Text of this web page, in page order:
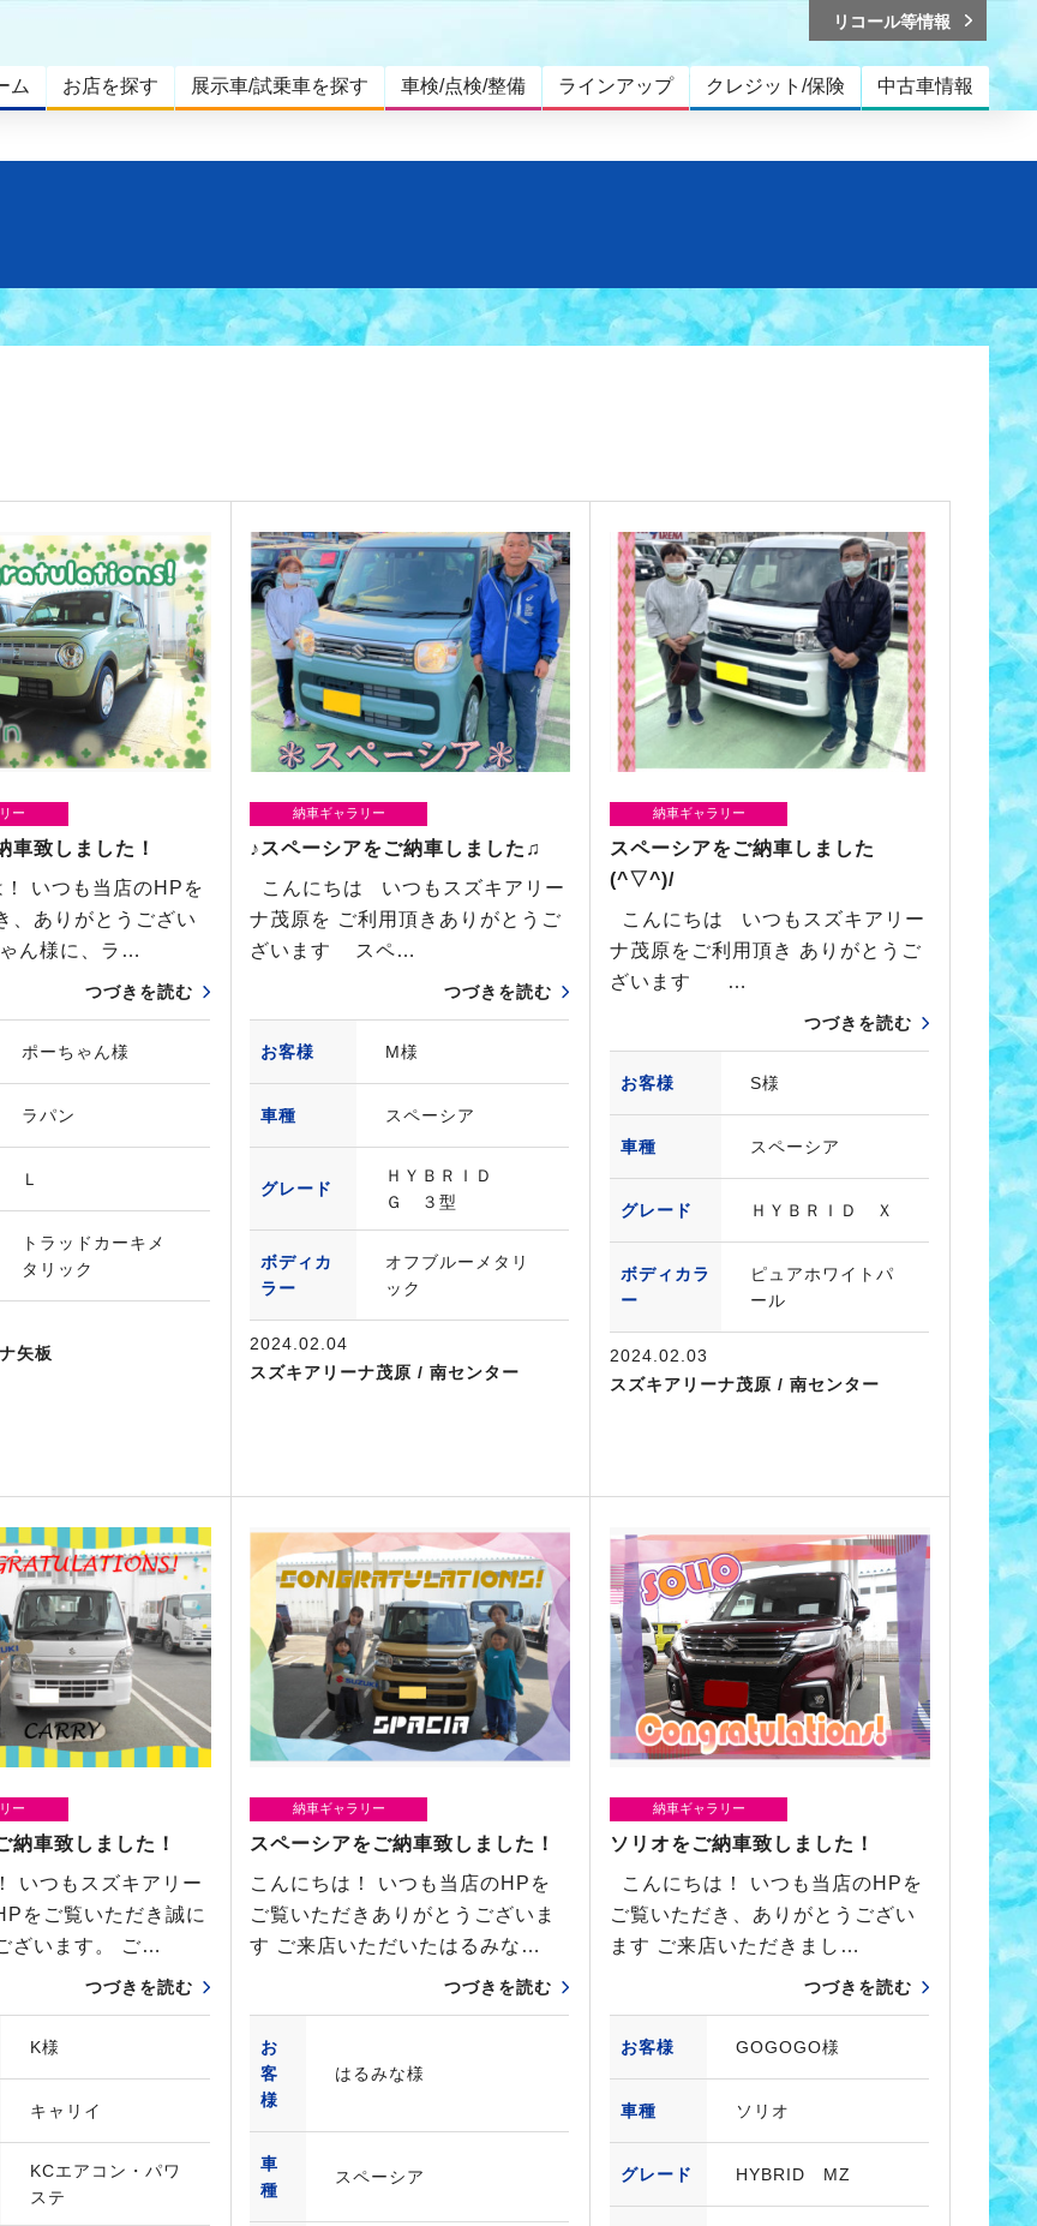
ム お店を探す 展示車/試乗車を探す 車検/点検/整備 ラインアップ クレジット/保険 中古車情報
リコール等情報
ー
車致しました！
いつも当店のHPを
、ありがとうござい
ん様に、ラ…
つづきを読む
ポーちゃん様
ラパン
Ｌ
トラッドカーキメ
タリック
矢板
納車ギャラリー
♪スペーシアをご納車しました♫
こんにちは いつもスズキアリー
ナ茂原を ご利用頂きありがとうご
ざいます スペ…
つづきを読む
お客様 M様
車種 スペーシア
グレード
ＨＹＢＲＩＤ
Ｇ ３型
ボディカ
ラー
オフブルーメタリ
ック
2024.02.04
スズキアリーナ茂原 / 南センター
納車ギャラリー
スペーシアをご納車しました
(^▽^)/
こんにちは いつもスズキアリー
ナ茂原をご利用頂き ありがとうご
ざいます …
つづきを読む
お客様 S様
車種 スペーシア
グレード ＨＹＢＲＩＤ Ｘ
ボディカラ
ー
ピュアホワイトパ
ール
2024.02.03
スズキアリーナ茂原 / 南センター
ー
納車致しました！
いつもスズキアリー
をご覧いただき誠に
ざいます。 ご…
つづきを読む
K様
キャリイ
KCエアコン・パワ
ステ
納車ギャラリー
スペーシアをご納車致しました！
こんにちは！ いつも当店のHPを
ご覧いただきありがとうございま
す ご来店いただいたはるみな…
つづきを読む
お
客
様
はるみな様
車
種
スペーシア
納車ギャラリー
ソリオをご納車致しました！
こんにちは！ いつも当店のHPを
ご覧いただき、ありがとうござい
ます ご来店いただきまし…
つづきを読む
お客様 GOGOGO様
車種 ソリオ
グレード HYBRID MZ